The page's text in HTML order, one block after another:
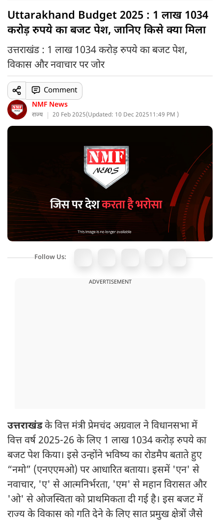
Uttarakhand Budget 2025 : 1 लाख 1034
करोड़ रुपये का बजट पेश, जानिए किसे क्या मिला
उत्तराखंड : 1 लाख 1034 करोड़ रुपये का बजट पेश,
विकास और नवाचार पर जोर
NMF News
राज्य 20 Feb 2025(Updated: 10 Dec 202511:49 PM )
Comment
Follow Us:
ADVERTISEMENT
उत्तराखंडके वित्त मंत्री प्रेमचंद अग्रवाल ने विधानसभा में
वित्त वर्ष 2025-26 के लिए 1 लाख 1034 करोड़ रुपये का
बजट पेश किया। इसे उन्होंने भविष्य का रोडमैप बताते हुए
“नमो” (एनएएमओ) पर आधारित बताया। इसमें 'एन' से
नवाचार, 'ए' से आत्मनिर्भरता, 'एम' से महान विरासत और
'ओ' से ओजस्विता को प्राथमिकता दी गई है। इस बजट में
राज्य के विकास को गति देने के लिए सात प्रमुख क्षेत्रों जैसे